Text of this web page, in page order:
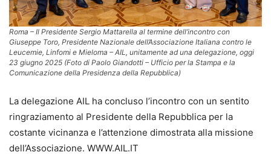
Roma – Il Presidente Sergio Mattarella al termine dell’incontro con
Giuseppe Toro, Presidente Nazionale dell’Associazione Italiana contro le
Leucemie, Linfomi e Mieloma – AIL, unitamente ad una delegazione, oggi
23 giugno 2025 (Foto di Paolo Giandotti – Ufficio per la Stampa e la
Comunicazione della Presidenza della Repubblica)
La delegazione AIL ha concluso l’incontro con un sentito
ringraziamento al Presidente della Repubblica per la
costante vicinanza e l’attenzione dimostrata alla missione
dell’Associazione. WWW.AIL.IT